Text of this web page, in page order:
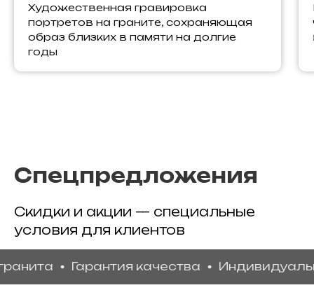
Художественная гравировка
портретов на граните, сохраняющая
образ близких в памяти на долгие
годы
Спецпредложения
Скидки и акции — специальные
условия для клиентов
Гарантия качества Индивидуальный